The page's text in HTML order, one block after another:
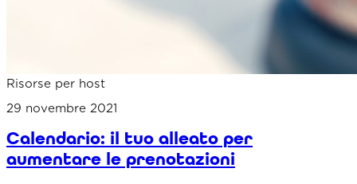
Risorse per host
29 novembre 2021
Calendario: il tuo alleato per
aumentare le prenotazioni